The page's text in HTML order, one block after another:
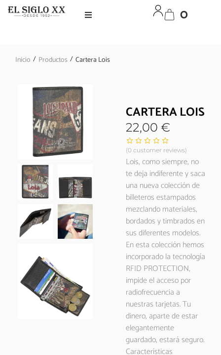
0
Inicio / Productos / Cartera Lois
CARTERA LOIS
22,00€
(0 customer reviews)
Lois, como siempre, no
te deja indiferente y saca
una nueva colección de
billeteros estampados
mezclando materiales,
bordados y timbrados en
sus diferentes modelos.
En esta colección hemos
incorporado la tecnología
RFID PROTECTION,
impide el acceso por
radiofrecuencia a
nuestras tarjetas. Tu
dinero, aparte de estar
elegantemente
guardado, estará seguro.
Características